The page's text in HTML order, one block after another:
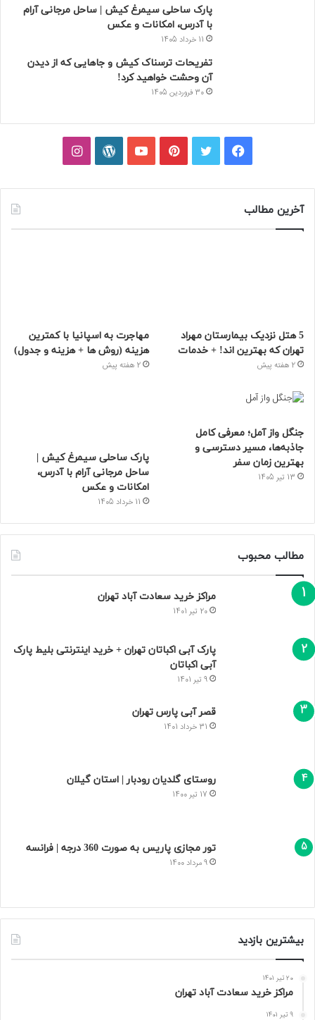
پارک ساحلی سیمرغ کیش | ساحل مرجانی آرام
با آدرس، امکانات و عکس
11 خرداد 1405
تفریحات ترسناک کیش و جاهایی که از دیدن
آن وحشت خواهید کرد!
30 فروردین 1405
فیسبوکتوییترپینتریستیوتیوبوردپرساینستاگرام
آخرین مطالب
5 هتل نزدیک بیمارستان مهراد
تهران که بهترین‌ اند! + خدمات
2 هفته پیش
مهاجرت به اسپانیا با کمترین
هزینه (روش ها + هزینه و جدول)
2 هفته پیش
جنگل واز آمل؛ معرفی کامل
جاذبه‌ها، مسیر دسترسی و
بهترین زمان سفر
13 تیر 1405
پارک ساحلی سیمرغ کیش |
ساحل مرجانی آرام با آدرس،
امکانات و عکس
11 خرداد 1405
مطالب محبوب
مراکز خرید سعادت‌ آباد تهران
20 تیر 1401
پارک آبی اکباتان تهران + خرید اینترنتی بلیط پارک
آبی اکباتان
9 تیر 1401
قصر آبی پارس تهران
31 خرداد 1401
روستای گلدیان رودبار | استان گیلان
17 تیر 1400
تور مجازی پاریس به صورت 360 درجه | فرانسه
9 مرداد 1400
بیشترین بازدید
20 تیر 1401
مراکز خرید سعادت‌ آباد تهران
9 تیر 1401